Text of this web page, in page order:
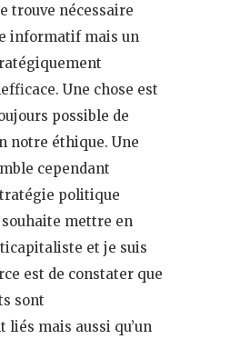
trouve nécessaire
informatif mais un
Une chose est
possible de
notre éthique. Une
cependant
politique
souhaite mettre en
et je suis
est de constater que
sont
mais aussi qu’un